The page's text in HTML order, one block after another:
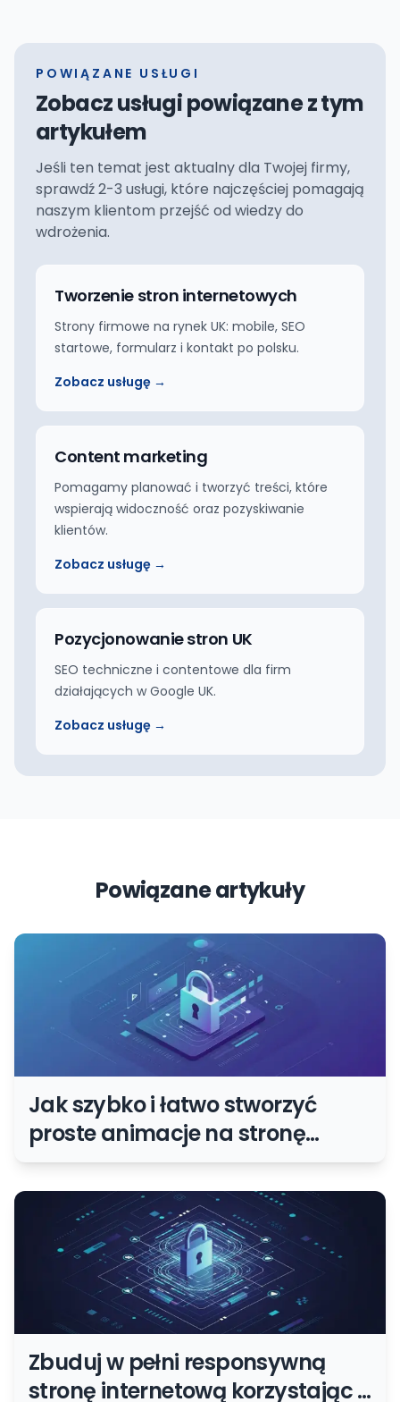
POWIĄZANE USŁUGI
Zobacz usługi powiązane z tym
artykułem
Jeśli ten temat jest aktualny dla Twojej firmy,
sprawdź 2-3 usługi, które najczęściej pomagają
naszym klientom przejść od wiedzy do
wdrożenia.
Tworzenie stron internetowych
Strony firmowe na rynek UK: mobile, SEO
startowe, formularz i kontakt po polsku.
Zobacz usługę →
Content marketing
Pomagamy planować i tworzyć treści, które
wspierają widoczność oraz pozyskiwanie
klientów.
Zobacz usługę →
Pozycjonowanie stron UK
SEO techniczne i contentowe dla firm
działających w Google UK.
Zobacz usługę →
Powiązane artykuły
Jak szybko i łatwo stworzyć
proste animacje na stronę
www?
Zbuduj w pełni responsywną
stronę internetową korzystając z